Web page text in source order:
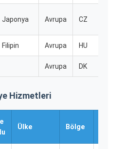
Japonya Avrupa CZ
Filipin Avrupa HU
Avrupa DK
Hizmetleri
Ülke Bölge